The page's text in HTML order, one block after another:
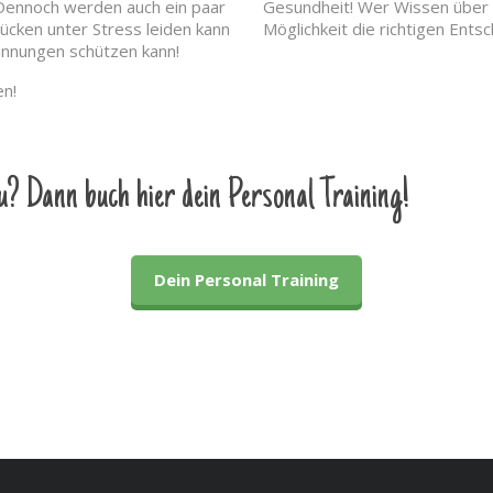
werden auch ein paar
unter Stress leiden kann
schützen kann!
Gesundheit! Wer Wissen
Möglichkeit die richtigen
Dann buch hier dein Personal Training!
Dein Personal Training